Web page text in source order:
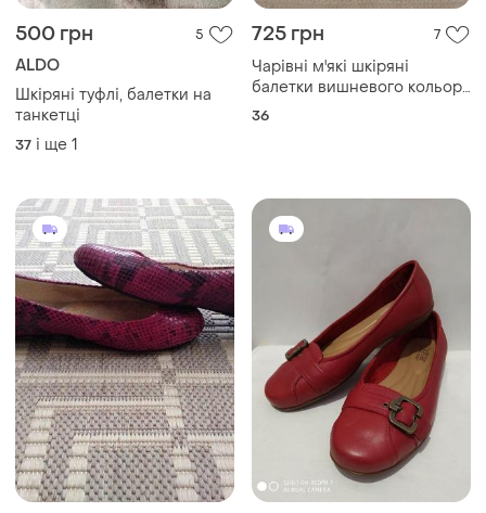
500 грн 5
ALDO
Шкіряні туфлі, балетки на
танкетці
37 і ще 1
725 грн 7
Чарівні м'які шкіряні
балетки вишневого кольору
eva lopez іспанія. 37 р. ( 23
36